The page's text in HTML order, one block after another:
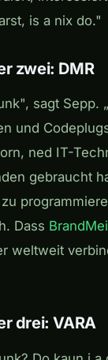
is a nix do."
zwei: DMR
sagt Sepp.
und
ned IT-
gebraucht
Dass
weltweit
drei: VARA